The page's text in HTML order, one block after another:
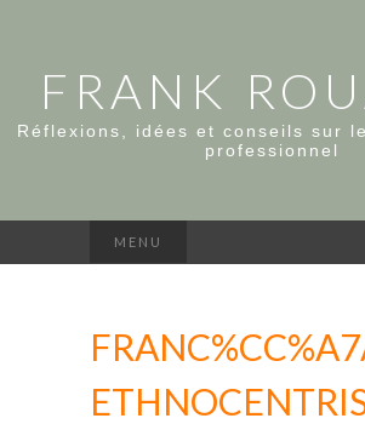
FRANK
Réflexions, idées et conseils sur
professionnel
MENU